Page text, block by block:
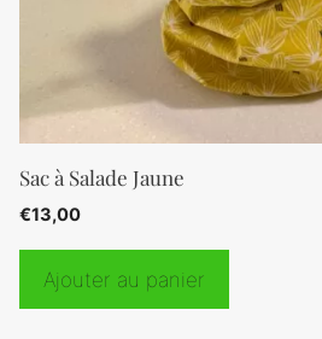
Sac à Salade Jaune
€13,00
Ajouter au panier